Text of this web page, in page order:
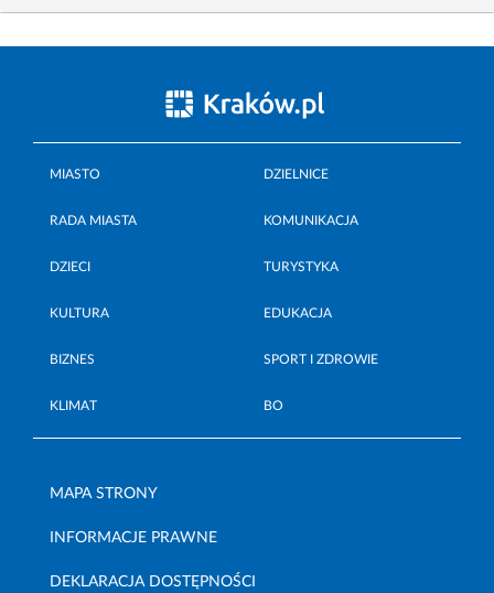
MIASTO DZIELNICE
RADA MIASTA KOMUNIKACJA
DZIECI TURYSTYKA
KULTURA EDUKACJA
BIZNES SPORT I ZDROWIE
KLIMAT BO
MAPA STRONY
INFORMACJE PRAWNE
DEKLARACJA DOSTĘPNOŚCI